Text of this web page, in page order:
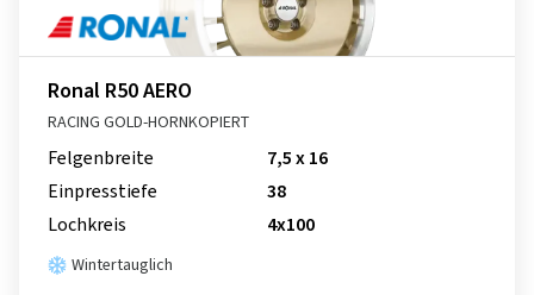
Ronal R50 AERO
RACING GOLD-HORNKOPIERT
Felgenbreite
7,5 x 16
Einpresstiefe
38
Lochkreis
4x100
Wintertauglich